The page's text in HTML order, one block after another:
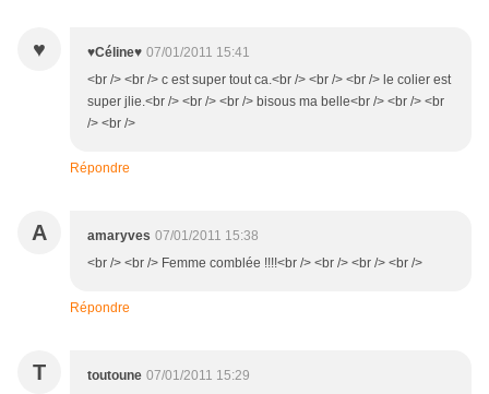
♥ ♥Céline♥ 07/01/2011 15:41
<br /> <br /> c est super tout ca.<br /> <br /> <br /> le colier est
super jlie.<br /> <br /> <br /> bisous ma belle<br /> <br /> <br
/> <br />
Répondre
A amaryves 07/01/2011 15:38
<br /> <br /> Femme comblée !!!!<br /> <br /> <br /> <br />
Répondre
T toutoune 07/01/2011 15:29